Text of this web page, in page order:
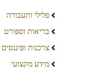
פלילי ותעבורה
בריאות וספורט
צרכנות ופיננסים
מידע מקצועי